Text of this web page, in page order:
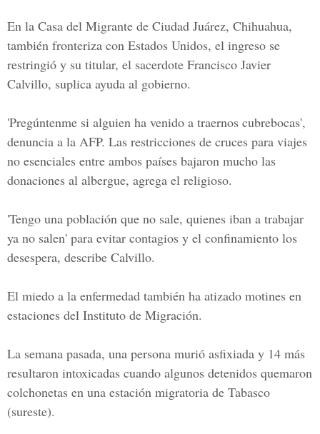
En la Casa del Migrante de Ciudad Juárez, Chihuahua,
también fronteriza con Estados Unidos, el ingreso se
restringió y su titular, el sacerdote Francisco Javier
Calvillo, suplica ayuda al gobierno.
'Pregúntenme si alguien ha venido a traernos cubrebocas',
denuncia a la AFP. Las restricciones de cruces para viajes
no esenciales entre ambos países bajaron mucho las
donaciones al albergue, agrega el religioso.
'Tengo una población que no sale, quienes iban a trabajar
ya no salen' para evitar contagios y el confinamiento los
desespera, describe Calvillo.
El miedo a la enfermedad también ha atizado motines en
estaciones del Instituto de Migración.
La semana pasada, una persona murió asfixiada y 14 más
resultaron intoxicadas cuando algunos detenidos quemaron
colchonetas en una estación migratoria de Tabasco
(sureste).